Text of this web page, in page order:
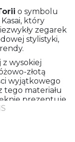
o symbolu
który
zegarek
stylistyki,
wysokiej
złotą
wyjątkowego
tego materiału
prezentuje
stanowi
szarej tarczy,